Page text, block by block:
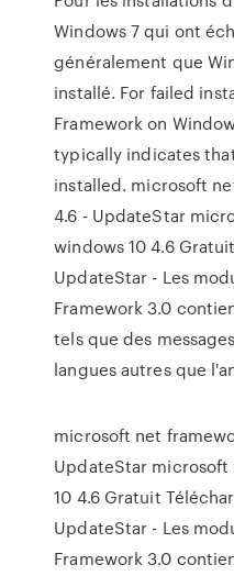
Windows 7 qui ont
généralement que
installé. For failed
Framework on
typically indicates
installed. microsoft
4.6 - UpdateStar
windows 10 4.6
UpdateStar - Les
Framework 3.0
tels que des
langues autres que
microsoft net
UpdateStar
10 4.6 Gratuit
UpdateStar - Les
Framework 3.0